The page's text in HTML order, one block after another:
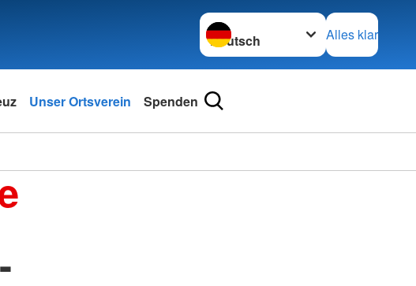
Sprache wechseln zu
Alles klar
Unser Ortsverein Spenden